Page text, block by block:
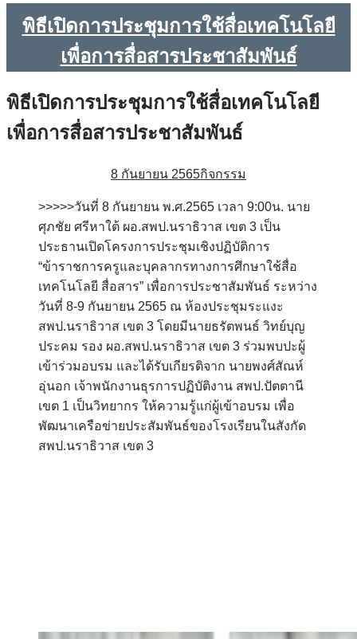
พิธีเปิดการประชุมการใช้สื่อเทคโนโลยี
เพื่อการสื่อสารประชาสัมพันธ์
พิธีเปิดการประชุมการใช้สื่อเทคโนโลยี
เพื่อการสื่อสารประชาสัมพันธ์
8 กันยายน 2565กิจกรรม
>>>>>วันที่ 8 กันยายน พ.ศ.2565 เวลา 9:00น. นาย
ศุภชัย ศรีหาใต้ ผอ.สพป.นราธิวาส เขต 3 เป็น
ประธานเปิดโครงการประชุมเชิงปฏิบัติการ
“ข้าราชการครูและบุคลากรทางการศึกษาใช้สื่อ
เทคโนโลยี สื่อสาร” เพื่อการประชาสัมพันธ์ ระหว่าง
วันที่ 8-9 กันยายน 2565 ณ ห้องประชุมระแงะ
สพป.นราธิวาส เขต 3 โดยมีนายธรัตพนธ์ วิทย์บุญ
ประคม รอง ผอ.สพป.นราธิวาส เขต 3 ร่วมพบปะผู้
เข้าร่วมอบรม และได้รับเกียรติจาก นายพงศ์สัณห์
อุ่นอก เจ้าพนักงานธุรการปฏิบัติงาน สพป.ปัตตานี
เขต 1 เป็นวิทยากร ให้ความรู้แก่ผู้เข้าอบรม เพื่อ
พัฒนาเครือข่ายประสัมพันธ์ของโรงเรียนในสังกัด
สพป.นราธิวาส เขต 3